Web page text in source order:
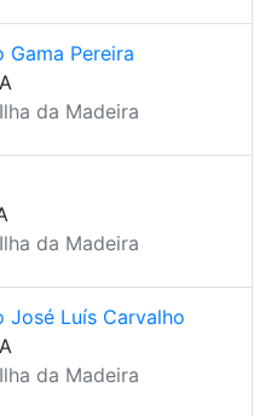
Gama Pereira
da Madeira
da Madeira
José Luís Carvalho
da Madeira